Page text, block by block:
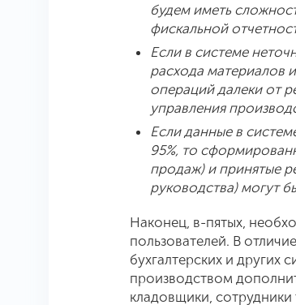
будем иметь
фискальной
Если в системе
расхода материалов
операций далеки от
управления
Если данные в
95%, то
продаж) и принятые
руководства) могут
Наконец, в-пятых,
пользователей. В
бухгалтерских и других
производством
кладовщики,